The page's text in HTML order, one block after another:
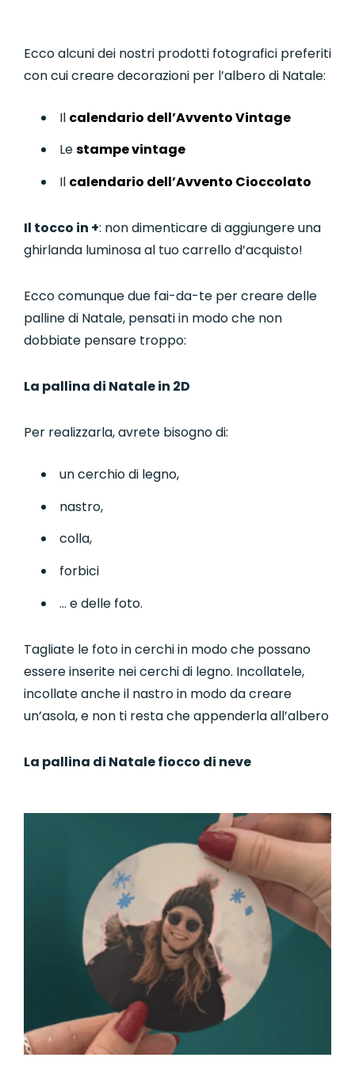
Ecco alcuni dei nostri prodotti fotografici preferiti
con cui creare decorazioni per l’albero di Natale:
Il calendario dell’Avvento Vintage
Lestampe vintage
Il calendario dell’Avvento Cioccolato
Il tocco in +: non dimenticare di aggiungere una
ghirlanda luminosa al tuo carrello d’acquisto!
Ecco comunque due fai-da-te per creare delle
palline di Natale, pensati in modo che non
dobbiate pensare troppo:
La pallina di Natale in 2D
Per realizzarla, avrete bisogno di:
un cerchio di legno,
nastro,
colla,
forbici
… e delle foto.
Tagliate le foto in cerchi in modo che possano
essere inserite nei cerchi di legno. Incollatele,
incollate anche il nastro in modo da creare
un’asola, e non ti resta che appenderla all’albero
La pallina di Natale fiocco di neve